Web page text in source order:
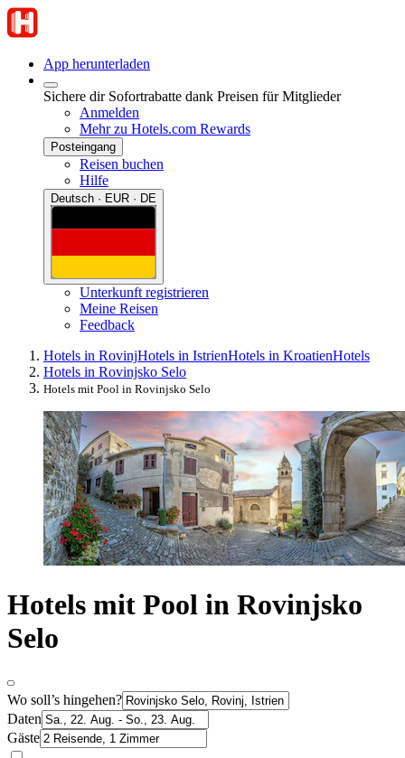
App herunterladen
Sichere dir Sofortrabatte dank Preisen für Mitglieder
Anmelden
Mehr zu Hotels.com Rewards
Posteingang
Reisen buchen
Hilfe
Deutsch · EUR · DE
Unterkunft registrieren
Meine Reisen
Feedback
Hotels in RovinjHotels in IstrienHotels in KroatienHotels
Hotels in Rovinjsko Selo
Hotels mit Pool in Rovinjsko Selo
Hotels mit Pool in Rovinjsko
Selo
Wo soll’s hingehen?
Daten
Gäste